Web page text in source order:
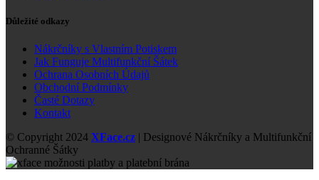
Důležité odkazy
Nákrčníky s Vlastním Potiskem
Jak Funguje Multifunkční Šátek
Ochrana Osobních Údajů
Obchodní Podmínky
Časté Dotazy
Kontakt
© Copyright 2024 XFace.cz | Designové Nákrčníky a Multifunkční
Ochranné Šátky